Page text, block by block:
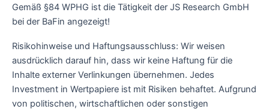
Gemäß §84 WPHG ist die Tätigkeit der JS Research GmbH
bei der BaFin angezeigt!
Risikohinweise und Haftungsausschluss: Wir weisen
ausdrücklich darauf hin, dass wir keine Haftung für die
Inhalte externer Verlinkungen übernehmen. Jedes
Investment in Wertpapiere ist mit Risiken behaftet. Aufgrund
von politischen, wirtschaftlichen oder sonstigen